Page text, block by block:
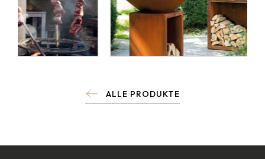
ALLE PRODUKTE